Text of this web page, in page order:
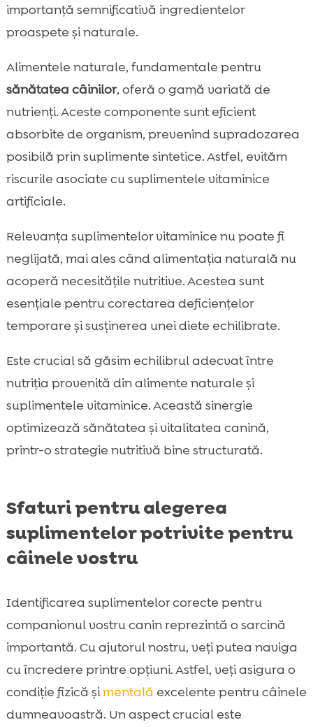
importanță semnificativă ingredientelor
proaspete și naturale.
Alimentele naturale, fundamentale pentru
sănătatea câinilor, oferă o gamă variată de
nutrienți. Aceste componente sunt eficient
absorbite de organism, prevenind supradozarea
posibilă prin suplimente sintetice. Astfel, evităm
riscurile asociate cu suplimentele vitaminice
artificiale.
Relevanța suplimentelor vitaminice nu poate fi
neglijată, mai ales când alimentația naturală nu
acoperă necesitățile nutritive. Acestea sunt
esențiale pentru corectarea deficiențelor
temporare și susținerea unei diete echilibrate.
Este crucial să găsim echilibrul adecvat între
nutriția provenită din alimente naturale și
suplimentele vitaminice. Această sinergie
optimizează sănătatea și vitalitatea canină,
printr-o strategie nutritivă bine structurată.
Sfaturi pentru alegerea
suplimentelor potrivite pentru
câinele vostru
Identificarea suplimentelor corecte pentru
companionul vostru canin reprezintă o sarcină
importantă. Cu ajutorul nostru, veți putea naviga
cu încredere printre opțiuni. Astfel, veți asigura o
condiție fizică șimentală excelente pentru câinele
dumneavoastră. Un aspect crucial este